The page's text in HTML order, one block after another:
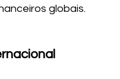
globais.